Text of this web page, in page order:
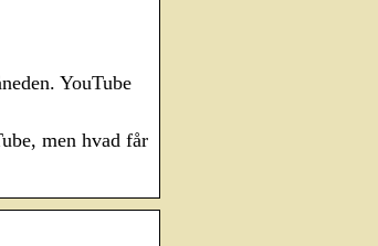
YouTube
men hvad får